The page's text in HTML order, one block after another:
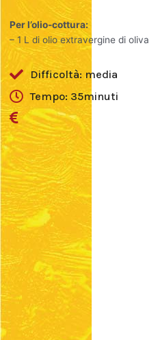
Per l’olio-cottura:
– 1 L di olio extravergine di oliva
Difficoltà: media
Tempo: 35minuti